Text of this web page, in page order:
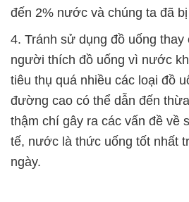
đến 2% nước và chúng ta đã
4. Tránh sử dụng đồ uống
người thích đồ uống vì nước
tiêu thụ quá nhiều các loại đồ
đường cao có thể dẫn đến
thậm chí gây ra các vấn đề về
tế, nước là thức uống tốt nhất
ngày.